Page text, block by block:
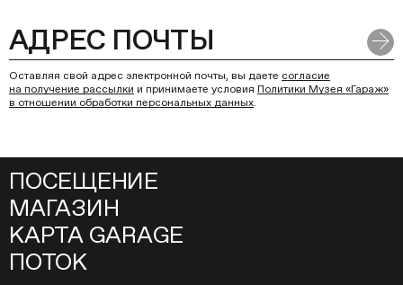
Оставляя свой адрес электронной почты, вы даете согласие
на получение рассылки и принимаете условия Политики Музея «Гараж»
в отношении обработки персональных данных.
ПОСЕЩЕНИЕ
МАГАЗИН
КАРТА GARAGE
ПОТОК